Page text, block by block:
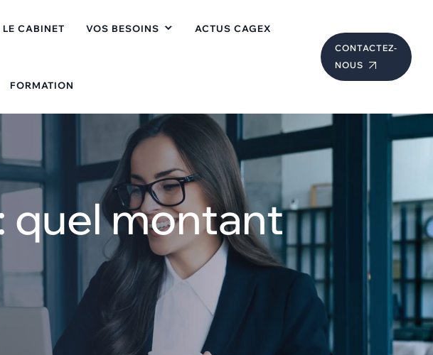
LE CABINET VOS BESOINS ACTUS CAGEX
FORMATION
CONTACTEZ-
NOUS
quel montant